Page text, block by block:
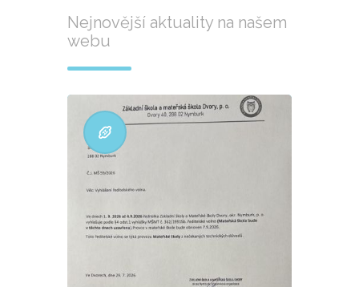
Nejnovější aktuality na našem
webu